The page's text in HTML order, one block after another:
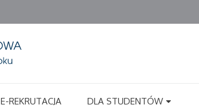
E-REKRUTACJA DLA STUDENTÓW